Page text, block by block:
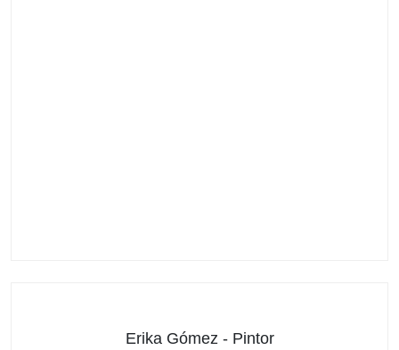
Erika Gómez - Pintor